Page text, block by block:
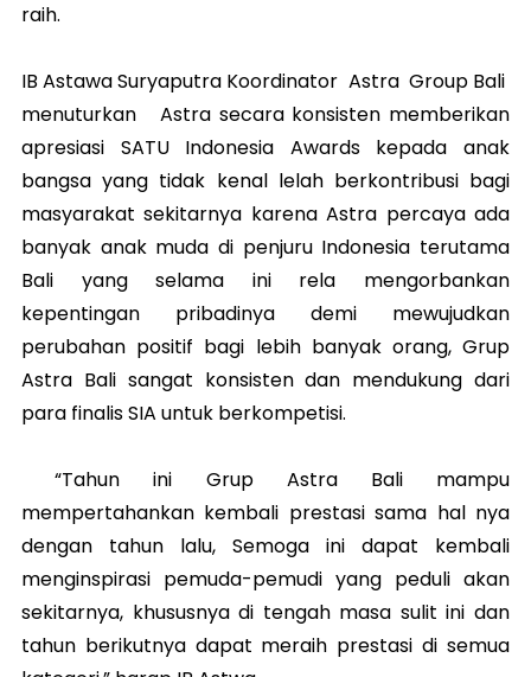
raih.
IB Astawa Suryaputra Koordinator Astra Group Bali
menuturkan Astra secara konsisten memberikan
apresiasi SATU Indonesia Awards kepada anak
bangsa yang tidak kenal lelah berkontribusi bagi
masyarakat sekitarnya karena Astra percaya ada
banyak anak muda di penjuru Indonesia terutama
Bali yang selama ini rela mengorbankan
kepentingan pribadinya demi mewujudkan
perubahan positif bagi lebih banyak orang, Grup
Astra Bali sangat konsisten dan mendukung dari
para finalis SIA untuk berkompetisi.
“Tahun ini Grup Astra Bali mampu
mempertahankan kembali prestasi sama hal nya
dengan tahun lalu, Semoga ini dapat kembali
menginspirasi pemuda-pemudi yang peduli akan
sekitarnya, khususnya di tengah masa sulit ini dan
tahun berikutnya dapat meraih prestasi di semua